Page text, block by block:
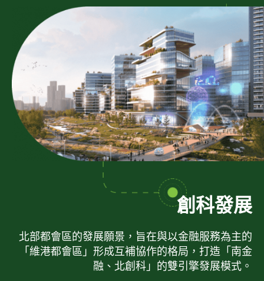
創科發展
北部都會區的發展願景，旨在與以金融服務為主的
「維港都會區」形成互補協作的格局，打造「南金
融、北創科」的雙引擎發展模式。